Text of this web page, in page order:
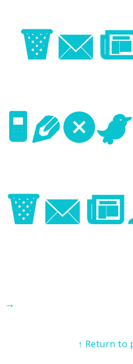
Next
→
↑ Return to